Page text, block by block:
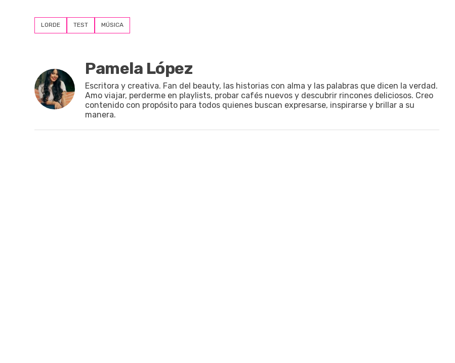
LORDE TEST MÚSICA
Pamela López
Escritora y creativa. Fan del beauty, las historias con alma y las palabras que dicen la verdad.
Amo viajar, perderme en playlists, probar cafés nuevos y descubrir rincones deliciosos. Creo
contenido con propósito para todos quienes buscan expresarse, inspirarse y brillar a su
manera.